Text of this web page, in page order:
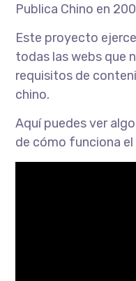
Publica Chino en
Este proyecto
todas las webs que
requisitos de
chino.
Aquí puedes ver
de cómo funciona el